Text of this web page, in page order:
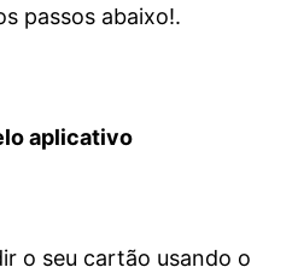
passos abaixo!.
aplicativo
o seu cartão usando o